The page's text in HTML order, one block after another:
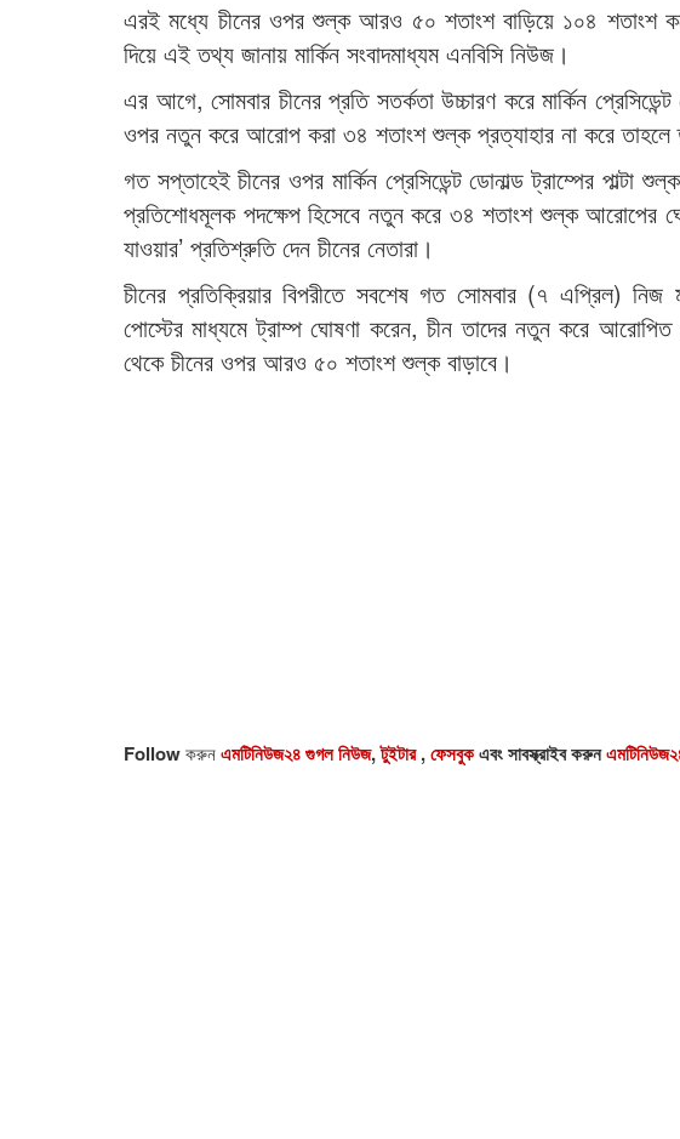
এরই মধ্যে চীনের ওপর শুল্ক আরও ৫০ শতাংশ বাড়িয়ে ১০৪ শতাংশ
দিয়ে এই তথ্য জানায় মার্কিন সংবাদমাধ্যম এনবিসি নিউজ।
এর আগে, সোমবার চীনের প্রতি সতর্কতা উচ্চারণ করে মার্কিন
ওপর নতুন করে আরোপ করা ৩৪ শতাংশ শুল্ক প্রত্যাহার না করে
গত সপ্তাহেই চীনের ওপর মার্কিন প্রেসিডেন্ট ডোনাল্ড ট্রাম্পের
প্রতিশোধমূলক পদক্ষেপ হিসেবে নতুন করে ৩৪ শতাংশ শুল্ক আরোপের
যাওয়ার’ প্রতিশ্রুতি দেন চীনের নেতারা।
চীনের প্রতিক্রিয়ার বিপরীতে সবশেষ গত সোমবার (৭ এপ্রিল) নিজ
পোস্টের মাধ্যমে ট্রাম্প ঘোষণা করেন, চীন তাদের নতুন করে
থেকে চীনের ওপর আরও ৫০ শতাংশ শুল্ক বাড়াবে।
Followকরুনএমটিনিউজ২৪ গুগল নিউজ,টুইটার,ফেসবুকএবং সাবস্ক্রাইব করুন